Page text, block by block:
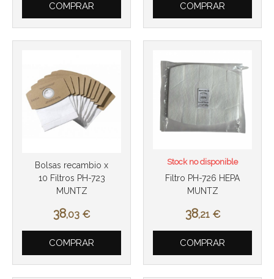
COMPRAR COMPRAR
Bolsas recambio x
10 Filtros PH-723
MUNTZ
38,03 €
COMPRAR
Filtro PH-726 HEPA
MUNTZ
38,21 €
Stock no disponible
COMPRAR